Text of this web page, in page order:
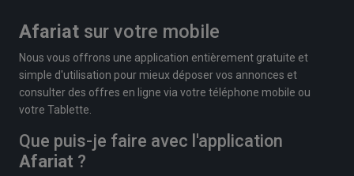
Afariat sur votre mobile
Nous vous offrons une application entièrement gratuite et
simple d'utilisation pour mieux déposer vos annonces et
consulter des offres en ligne via votre téléphone mobile ou
votre Tablette.
Que puis-je faire avec l'application
Afariat ?